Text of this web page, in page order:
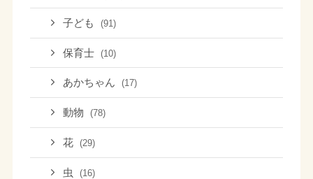
子ども (91)
保育士 (10)
あかちゃん (17)
動物 (78)
花 (29)
虫 (16)